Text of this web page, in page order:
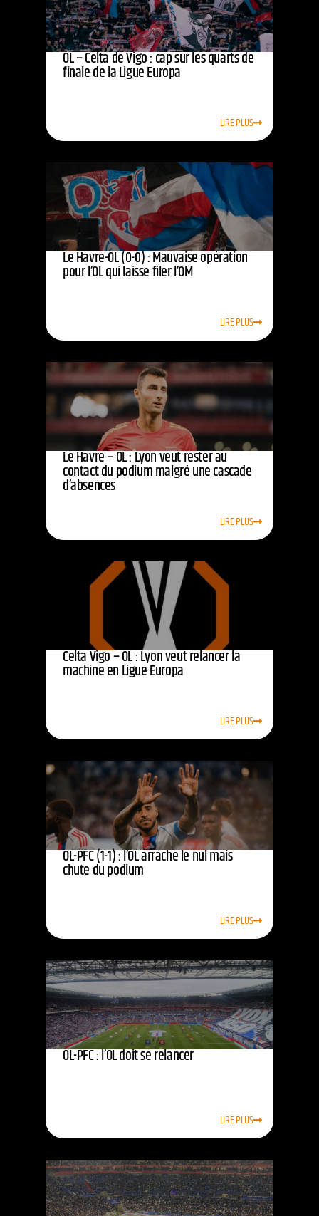
OL – Celta de Vigo : cap sur les quarts de
finale de la Ligue Europa
LIRE PLUS
Le Havre-OL (0-0) : Mauvaise opération
pour l’OL qui laisse filer l’OM
LIRE PLUS
Le Havre – OL : Lyon veut rester au
contact du podium malgré une cascade
d’absences
LIRE PLUS
Celta Vigo – OL : Lyon veut relancer la
machine en Ligue Europa
LIRE PLUS
OL-PFC (1-1) : l’OL arrache le nul mais
chute du podium
LIRE PLUS
OL-PFC : l’OL doit se relancer
LIRE PLUS